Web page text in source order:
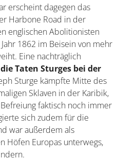
erscheint dagegen das
Harbone Road in der
englischen Abolitionisten
1862 im Beisein von
Eine nachträglich
Taten Sturges bei der
Sturge kämpfte Mitte
Sklaven in der
Befreiung faktisch
Er engagierte sich
und war
zu den Höfen
zu verhindern.